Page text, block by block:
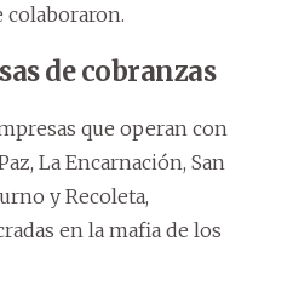
colaboraron.
de cobranzas
que operan con
La Encarnación, San
y Recoleta,
en la mafia de los